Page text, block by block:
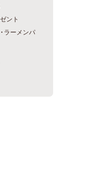
ント
ラーメンパ